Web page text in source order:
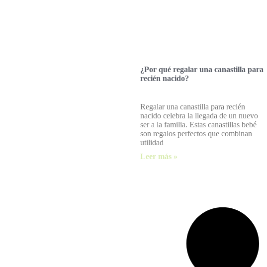
¿Por qué regalar una canastilla para
recién nacido?
Regalar una canastilla para recién
nacido celebra la llegada de un nuevo
ser a la familia. Estas canastillas bebé
son regalos perfectos que combinan
utilidad
Leer más »